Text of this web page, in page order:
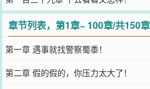
章节列表，第1章~ 100章/共150章
第一章 遇事就找警察蜀黍！
第二章 假的假的，你压力太大了！